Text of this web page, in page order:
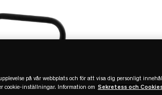
på vår webbplats och för att visa dig personligt
cookie-inställningar. Information om Sekretess och